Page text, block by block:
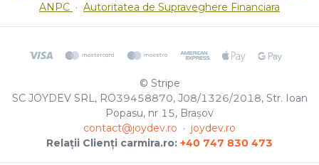
ANPC · Autoritatea de Supraveghere Financiara
© Stripe
SC JOYDEV SRL, RO39458870, J08/1326/2018, Str. Ioan
Popasu, nr 15, Brașov
contact@joydev.ro · joydev.ro
Relații Clienți carmira.ro: +40 747 830 473